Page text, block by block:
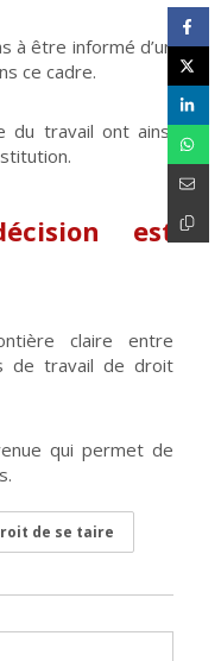
à être informé d’un
ce cadre.
du travail ont ainsi
est
claire entre
de travail de droit
qui permet de
de se taire